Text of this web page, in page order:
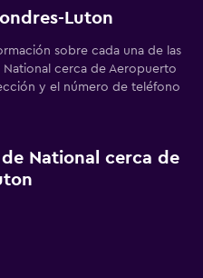
Luton
sobre cada una de las
cerca de Aeropuerto
y el número de teléfono
National cerca de